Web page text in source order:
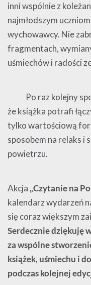
inni wspólnie z
najmłodszym
wychowawcy. Nie
fragmentach,
uśmiechów i radości
Po raz kolejny
że książka potrafi
tylko wartościową
sposobem na relaks i
powietrzu.
Akcja „Czytanie na
kalendarz wydarzeń
się coraz większym
Serdecznie dziękuję
za wspólne
książek, uśmiechu i
podczas kolejnej